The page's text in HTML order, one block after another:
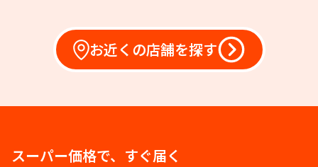
お近くの店舗を探す
スーパー価格で、すぐ届く